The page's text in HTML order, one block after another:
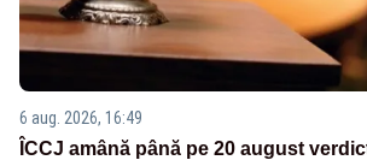
6 aug. 2026, 16:49
ÎCCJ amână până pe 20 august